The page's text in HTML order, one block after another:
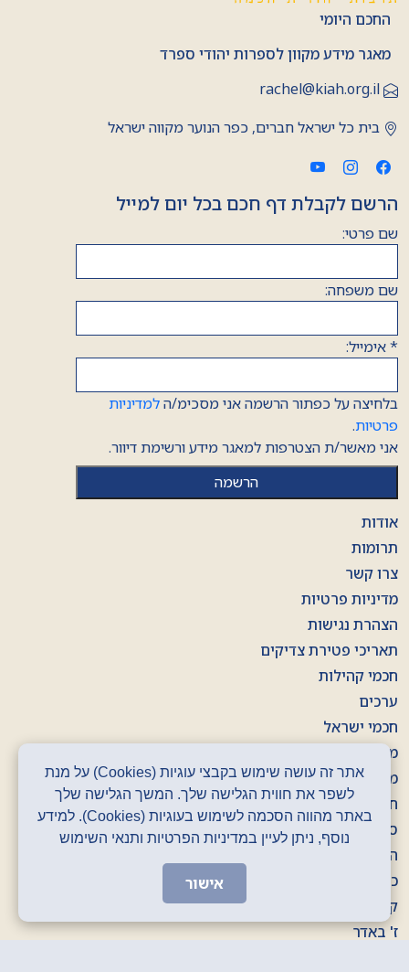
החכם היומי
מאגר מידע מקוון לספרות יהודי ספרד
rachel@kiah.org.il
בית כל ישראל חברים, כפר הנוער מקווה ישראל
הרשם לקבלת דף חכם בכל יום למייל
שם פרטי:
שם משפחה:
*אימייל:
בלחיצה על כפתור הרשמה אני מסכימ/הלמדיניות
פרטיות.
אני מאשר/ת הצטרפות למאגר מידע ורשימת דיוור.
אודות
תרומות
צרו קשר
מדיניות פרטיות
הצהרת נגישות
תאריכי פטירת צדיקים
חכמי קהילות
ערכים
חכמי ישראל
משפטי חכמים
מילות מפתח
חוברות
סרטונים
הסכתים
כרזות
קלפים
ז' באדר
אתר זה עושה שימוש בקבצי עוגיות (Cookies) על מנת
לשפר את חווית הגלישה שלך. המשך הגלישה שלך
באתר מהווה הסכמה לשימוש בעוגיות (Cookies). למידע
נוסף, ניתן לעיין במדיניות הפרטיות ותנאי השימוש
אישור